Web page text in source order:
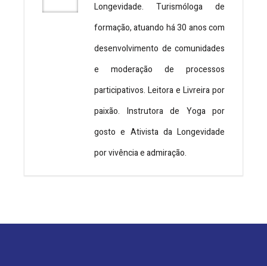
Longevidade. Turismóloga de
formação, atuando há 30 anos com
desenvolvimento de comunidades
e moderação de processos
participativos. Leitora e Livreira por
paixão. Instrutora de Yoga por
gosto e Ativista da Longevidade
por vivência e admiração.